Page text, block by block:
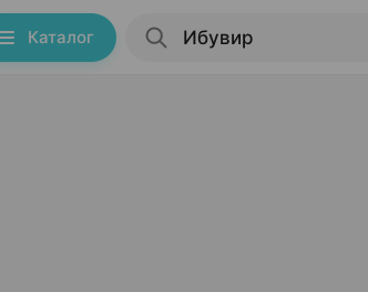
Каталог